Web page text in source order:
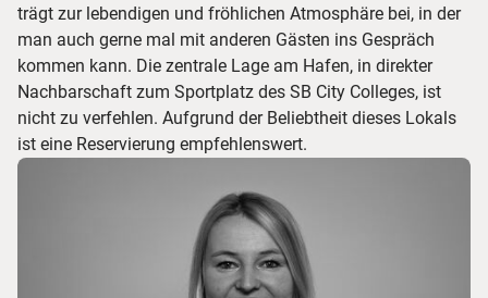
trägt zur lebendigen und fröhlichen Atmosphäre bei, in der
man auch gerne mal mit anderen Gästen ins Gespräch
kommen kann. Die zentrale Lage am Hafen, in direkter
Nachbarschaft zum Sportplatz des SB City Colleges, ist
nicht zu verfehlen. Aufgrund der Beliebtheit dieses Lokals
ist eine Reservierung empfehlenswert.